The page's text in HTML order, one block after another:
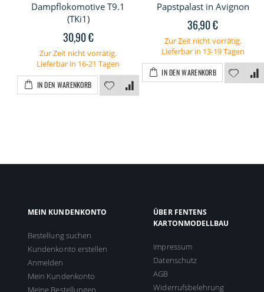
Dampflokomotive T9.1
(TKi1)
30,90 €
Zur Zeit nicht vorrätig.
Lieferbar in 16-21 Tagen
IN DEN WARENKORB
Papstpalast in Avignon
36,90 €
Zur Zeit nicht vorrätig.
Lieferbar in 13-19 Tagen
IN DEN WARENKORB
MEIN KUNDENKONTO
Bestellung suchen
Kundenkonto erstellen
Anmelden
Mein Kundenkonto
Meine Bestellungen
ÜBER FENTENS
KARTONMODELLBAU
Impressum
Datenschutz
AGB
Widerrufsbelehrung